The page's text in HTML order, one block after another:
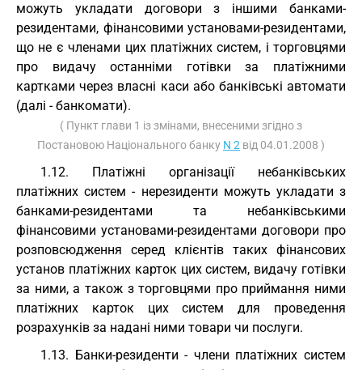
можуть укладати договори з іншими банками-
резидентами, фінансовими установами-резидентами,
що не є членами цих платіжних систем, і торговцями
про видачу останніми готівки за платіжними
картками через власні каси або банківські автомати
(далі - банкомати).
( Пункт глави 1 із змінами, внесеними згідно з
Постановою Національного банку N 2 від 04.01.2008 )
1.12. Платіжні організації небанківських
платіжних систем - нерезиденти можуть укладати з
банками-резидентами та небанківськими
фінансовими установами-резидентами договори про
розповсюдження серед клієнтів таких фінансових
установ платіжних карток цих систем, видачу готівки
за ними, а також з торговцями про приймання ними
платіжних карток цих систем для проведення
розрахунків за надані ними товари чи послуги.
1.13. Банки-резиденти - члени платіжних систем